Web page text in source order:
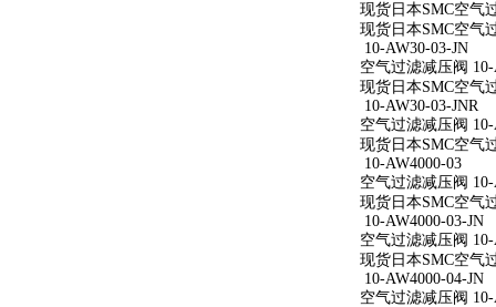
现货日本SMC空气
现货日本SMC空气
10-AW30-03-JN
空气过滤减压阀 10-
现货日本SMC空气
10-AW30-03-JNR
空气过滤减压阀 10-
现货日本SMC空气
10-AW4000-03
空气过滤减压阀 10-
现货日本SMC空气
10-AW4000-03-JN
空气过滤减压阀 10-
现货日本SMC空气
10-AW4000-04-JN
空气过滤减压阀 10-